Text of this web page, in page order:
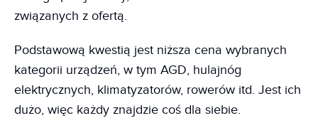
związanych z ofertą.
Podstawową kwestią jest niższa cena wybranych
kategorii urządzeń, w tym AGD, hulajnóg
elektrycznych, klimatyzatorów, rowerów itd. Jest ich
dużo, więc każdy znajdzie coś dla siebie.